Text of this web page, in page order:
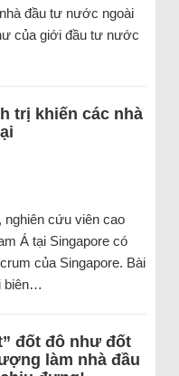
đầu tư nước ngoài
của giới đầu tư nước
trị khiến các nhà
nghiên cứu viên cao
Á tại Singapore có
của Singapore. Bài
biên…
đốt đô như đốt
làm nhà đầu